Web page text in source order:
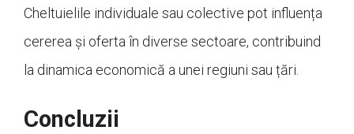
Cheltuielile individuale sau colective pot influența
cererea și oferta în diverse sectoare, contribuind
la dinamica economică a unei regiuni sau țări.
Concluzii